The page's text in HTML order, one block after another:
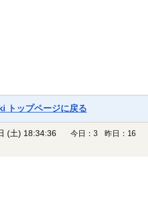
トップページに戻る
(土) 18:34:36
今日：3 昨日：16